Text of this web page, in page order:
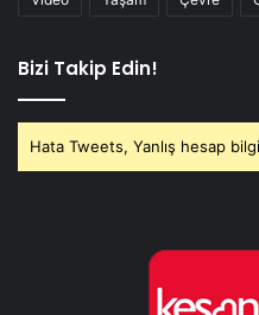
Bizi Takip Edin!
Hata Tweets, Yanlış hesap